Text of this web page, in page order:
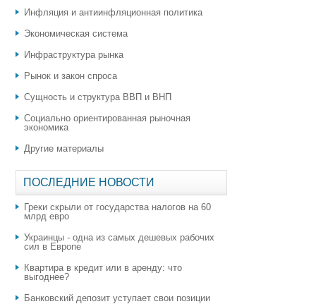
Инфляция и антиинфляционная политика
Экономическая система
Инфраструктура рынка
Рынок и закон спроса
Сущность и структура ВВП и ВНП
Социально ориентированная рыночная
экономика
Другие материалы
ПОСЛЕДНИЕ НОВОСТИ
Греки скрыли от государства налогов на 60
млрд евро
Украинцы - одна из самых дешевых рабочих
сил в Европе
Квартира в кредит или в аренду: что
выгоднее?
​Банковский депозит уступает свои позиции